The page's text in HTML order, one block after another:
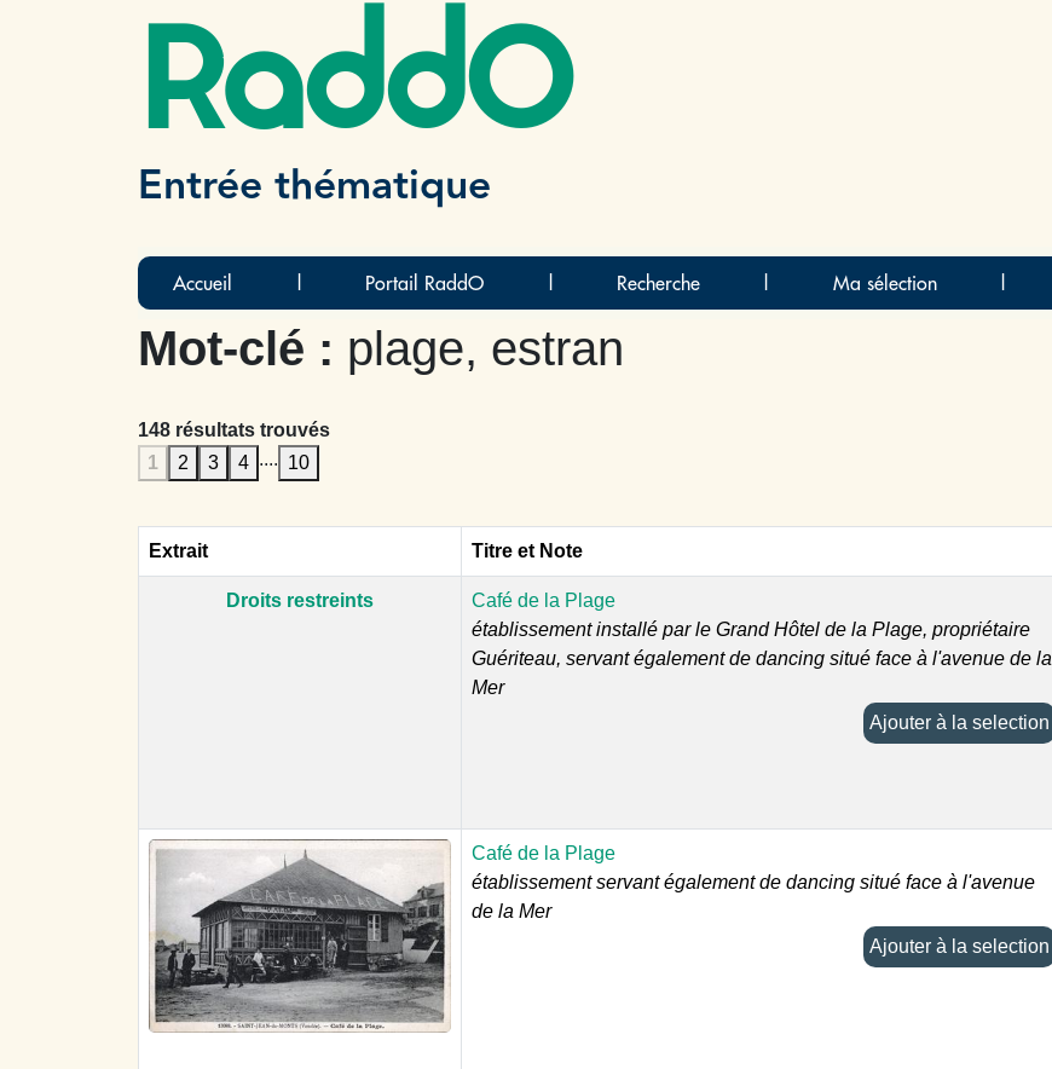
RaddO
Entrée thématique
Accueil Portail RaddO Recherche Ma sélection
Mot-clé : plage, estran
148 résultats trouvés
1
2 3 4 .... 10
Extrait Titre et Note
Droits restreints
Café de la Plage
établissement installé par le Grand Hôtel de la Plage, propriétaire
Guériteau, servant également de dancing situé face à l'avenue de la
Mer
Ajouter à la selection
Café de la Plage
établissement servant également de dancing situé face à l'avenue
de la Mer
Ajouter à la selection